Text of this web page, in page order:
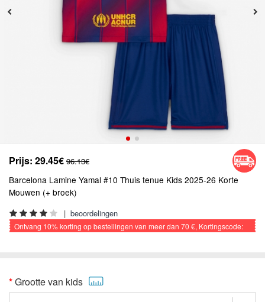
Prijs: 29.45€ 96.13€
Barcelona Lamine Yamal #10 Thuis tenue Kids 2025-26 Korte
Mouwen (+ broek)
| beoordelingen
Ontvang 10%korting op bestellingen van meer dan 70 €, Kortingscode:
Grootte van kids